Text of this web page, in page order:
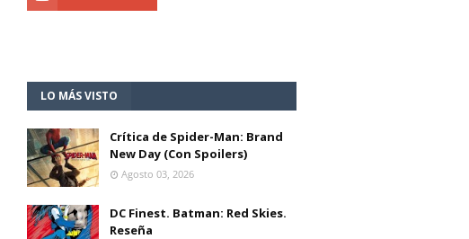
LO MÁS VISTO
Crítica de Spider-Man: Brand
New Day (Con Spoilers)
Agosto 03, 2026
DC Finest. Batman: Red Skies.
Reseña